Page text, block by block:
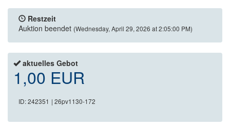
Restzeit
Auktion beendet (Wednesday, April 29, 2026 at 2:05:00 PM)
aktuelles Gebot
1,00 EUR
ID: 242351 | 26pv1130-172